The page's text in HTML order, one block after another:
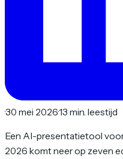
·30 mei 2026·13 min. leestijd
Een AI-presentatietool
2026 komt neer op zeven